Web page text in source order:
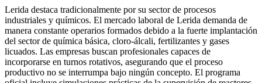
Lerida destaca tradicionalmente por su sector de procesos
industriales y químicos. El mercado laboral de Lerida demanda de
manera constante operarios formados debido a la fuerte implantación
del sector de química básica, cloro-álcali, fertilizantes y gases
licuados. Las empresas buscan profesionales capaces de
incorporarse en turnos rotativos, asegurando que el proceso
productivo no se interrumpa bajo ningún concepto. El programa